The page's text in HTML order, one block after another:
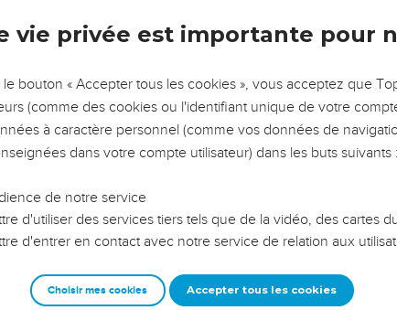
DE L’ANNÉE !
LES VOTRES ?
leur impact, leur foi ou leur vision. Mais on voit
qu'ils ont traversés, alors même que ce sont
responsables reviennent sur les erreurs
avec plus de sagesse afin que leurs erreurs
une équipe, un groupe ou une famille,
vie privée est importante pour
le bouton « Accepter tous les cookies », vous acceptez que
(comme des cookies ou l'identifiant unique de votre
à caractère personnel (comme vos données de
dans votre compte utilisateur) dans les buts suivants :
de notre service
d'utiliser des services tiers tels que de la vidéo, des cartes
d'entrer en contact avec notre service de relation aux
Choisir mes cookies Accepter tous les cookies